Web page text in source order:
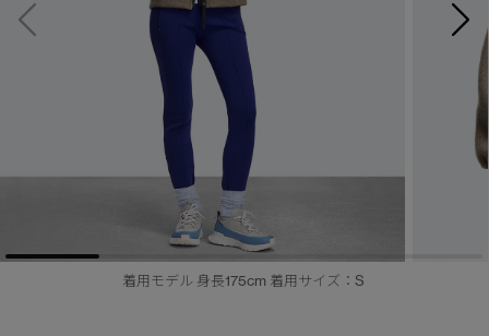
スノーグース
メイドインジャパンTシャツ
アウターウェア
アパレル
アクセサリー
フットウェア
スノーグース
メイドインジャパンTシャツ
アウターウェア
アパレル
アクセサリー
フットウェア
下取り申請
着用モデル 身長175cm 着用サイズ：S